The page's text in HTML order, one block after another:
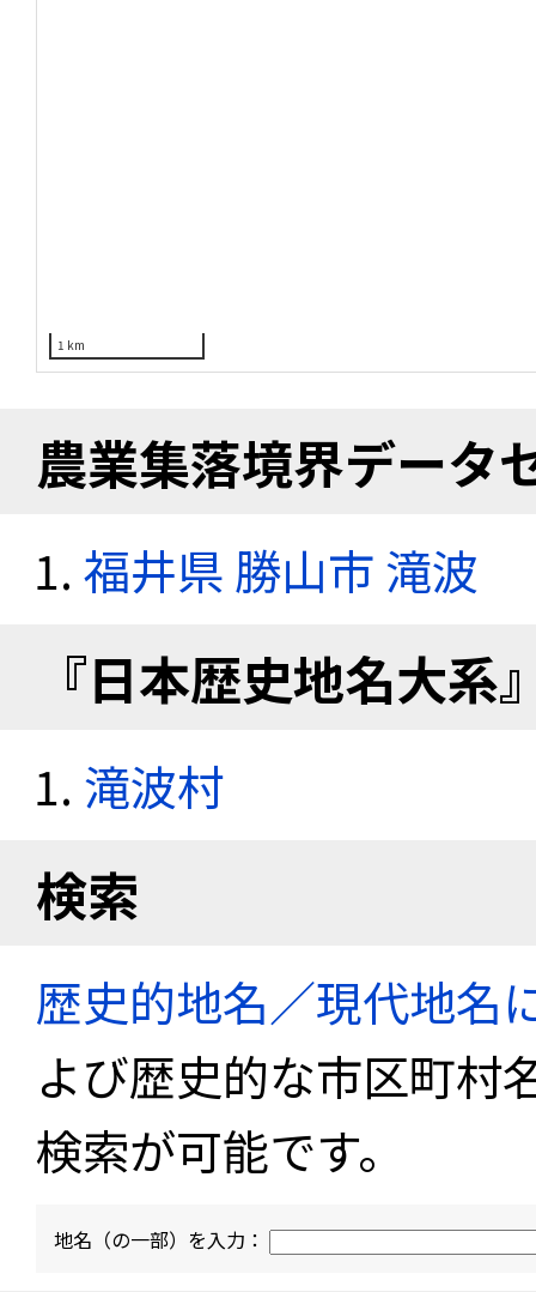
1 km
農業集落境界データ
福井県 勝山市 滝波
『日本歴史地名大
滝波村
検索
歴史的地名／現代地名
よび歴史的な市区町村
検索が可能です。
地名（の一部）を入力：